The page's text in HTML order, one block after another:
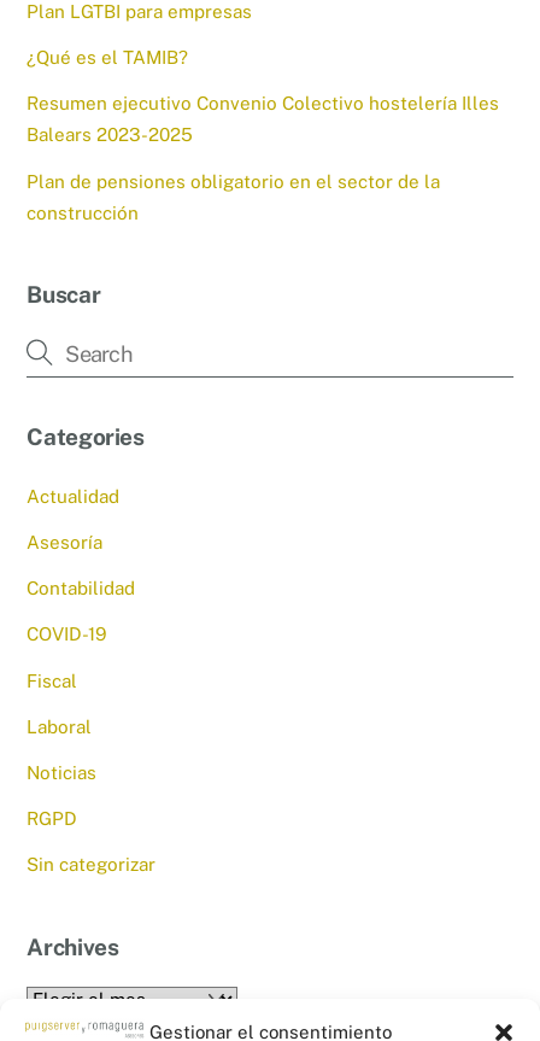
Gestionar el consentimiento
Plan LGTBI para empresas
¿Qué es el TAMIB?
Resumen ejecutivo Convenio Colectivo hostelería Illes
Balears 2023-2025
Plan de pensiones obligatorio en el sector de la
construcción
Buscar
Categories
Actualidad
Asesoría
Contabilidad
COVID-19
Fiscal
Laboral
Noticias
RGPD
Sin categorizar
Archives
Archives